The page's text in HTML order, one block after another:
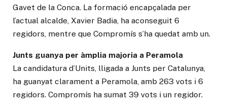
Gavet de la Conca. La formació encapçalada per
l’actual alcalde, Xavier Badia, ha aconseguit 6
regidors, mentre que Compromís s’ha quedat amb un.
Junts guanya per àmplia majoria a Peramola
La candidatura d’Units, lligada a Junts per Catalunya,
ha guanyat clarament a Peramola, amb 263 vots i 6
regidors. Compromís ha sumat 39 vots i un regidor.